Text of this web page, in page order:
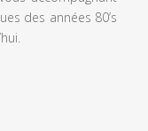
des années 80’s